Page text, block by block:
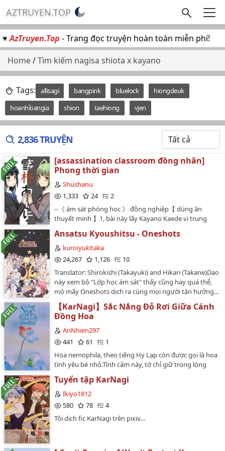
AZTRUYEN.TOP
♥AzTruyen.Top - Trang đọc truyện hoàn toàn miễn phí!
Home/Tìm kiếm nagisa shiota x kayano
Tags: allisagi bangpink bluelock
hiongdeuk
hoanhỉoangia
shion taehiong vjen
2,836 TRUYỆN
[assassination classroom đồng nhân]
Phong thời gian
Shushanu
1,333
24
2
--《 ám sát phòng học 》 đồng nghiệp【 dùng ăn
thuyết minh 】1, bài này lấy Kayano Kaede vi trung
trong đó hỗn loạn có vi lượng mặt khác BGCP(như
Karma yêu);2, bởi vì miêu tả cần, bài này sẽ ở ngôi thứ
nhất cùng ngôi thứ ba trong lúc đó lấy chương và tiết
hoán vi mặt khác vai diễn đích thị giác, dù sao cũng
phải mà nói bài này chính là Kayano thị giác đích 《 ám
sát phòng học 》;3, bài này lấy tranh châm biếm nội
dung vở kịch là việc chính tuyến đến tiến hành tương
ứng đích mở rộng, đề cập đại lượng tranh châm biếm
kịch thấu, động bức tranh đảng thận nhập;4, nếu
ngươi thích bài này, phi thường cảm tạ!…
Ansatsu Kyoushitsu - Oneshots
kuroiyukitaka
24,267
1,126
10
Translator: Shirokishi (Takayuki) and Hikari (Takane)Dạo
này xem bộ "Lớp học ám sát" thấy cũng hay quá thể,
mò mấy Oneshots dịch ra cùng mọi người tận hưởng…
【KarNagi】Sắc Nắng Đỏ Rơi Giữa Cánh
Đồng Hoa
AnNhien297
441
61
1
Hoa nemophila, theo tiếng Hy Lạp còn được gọi là hoa
tình yêu bé nhỏ.Tình cảm này, tớ chỉ giữ trong lòng
chứ chẳng thể nào nói ra......Hoàn 2020.Tác giả:
@AnNhien297.…
Tuyển tập KarNagi
Ikiyo1812
580
78
4
Tôi dịch fic KarNagi trên pixiv…